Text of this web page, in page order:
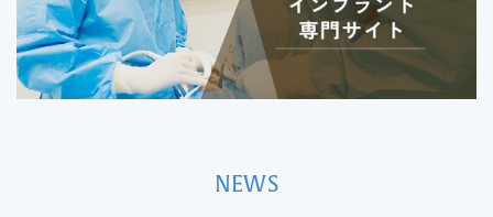
NEWS